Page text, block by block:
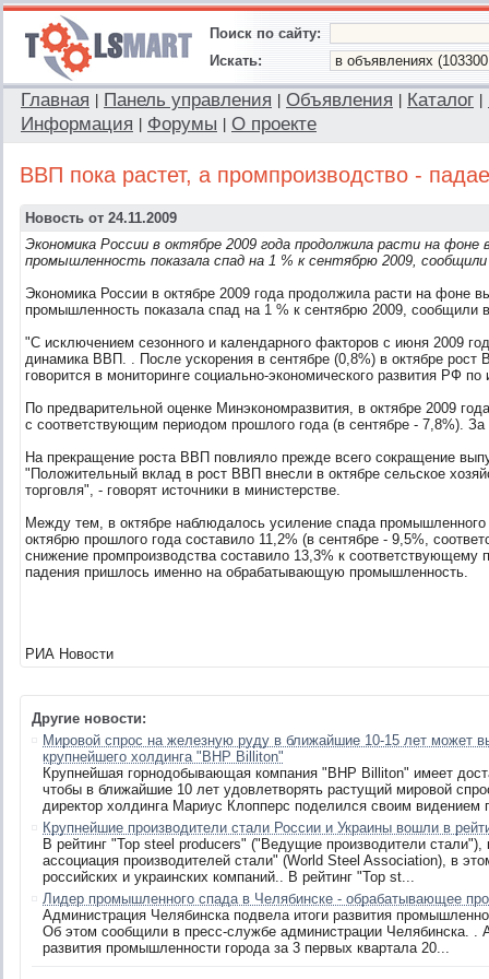
Поиск по сайту:
Искать:
Главная Панель управления Объявления Каталог
Информация
Форумы О проекте
ВВП пока растет, а промпроизводство -
Новость от 24.11.2009
Экономика России в октябре 2009 года продолжила расти на
промышленность показала спад на 1 % к сентябрю 2009,
Экономика России в октябре 2009 года продолжила расти на фоне
промышленность показала спад на 1 % к сентябрю 2009, сообщили
"С исключением сезонного и календарного факторов с июня 2009
динамика ВВП. . После ускорения в сентябре (0,8%) в октябре
говорится в мониторинге социально-экономического развития РФ
По предварительной оценке Минэкономразвития, в октябре 2009
с соответствующим периодом прошлого года (в сентябре - 7,8%).
На прекращение роста ВВП повлияло прежде всего сокращение
"Положительный вклад в рост ВВП внесли в октябре сельское
торговля", - говорят источники в министерстве.
Между тем, в октябре наблюдалось усиление спада
октябрю прошлого года составило 11,2% (в сентябре - 9,5%,
снижение промпроизводства составило 13,3% к
падения пришлось именно на обрабатывающую промышленность.
РИА Новости
Другие новости:
Мировой спрос на железную руду в ближайшие 10-15 лет может
крупнейшего холдинга "BHP Billiton"
Крупнейшая горнодобывающая компания "BHP Billiton" имеет
чтобы в ближайшие 10 лет удовлетворять растущий мировой
директор холдинга Мариус Клопперс поделился своим видением
Крупнейшие производители стали России и Украины вошли в
В рейтинг "Top steel producers" ("Ведущие производители
ассоциация производителей стали" (World Steel Association), в
российских и украинских компаний.. В рейтинг "Top st...
Лидер промышленного спада в Челябинске - обрабатывающее
Администрация Челябинска подвела итоги развития
Об этом сообщили в пресс-службе администрации Челябинска. .
развития промышленности города за 3 первых квартала 20...